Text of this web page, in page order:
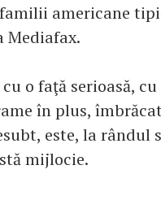
americane
Mediafax.
cu o faţă serioasă,
în plus,
este, la
mijlocie.